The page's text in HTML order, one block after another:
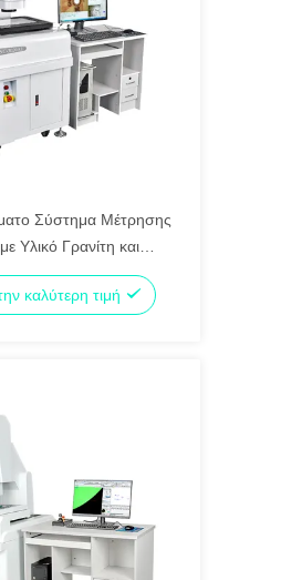
Σύστημα Μέτρησης
Υλικό Γρανίτη και
0.2um για Ηλεκτρονικά
καλύτερη τιμή